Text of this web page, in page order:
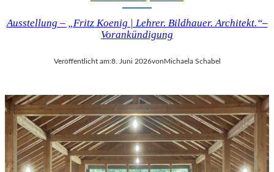
Ausstellung – „Fritz Koenig | Lehrer. Bildhauer. Architekt.“–
Vorankündigung
Veröffentlicht am:8. Juni 2026von Michaela Schabel